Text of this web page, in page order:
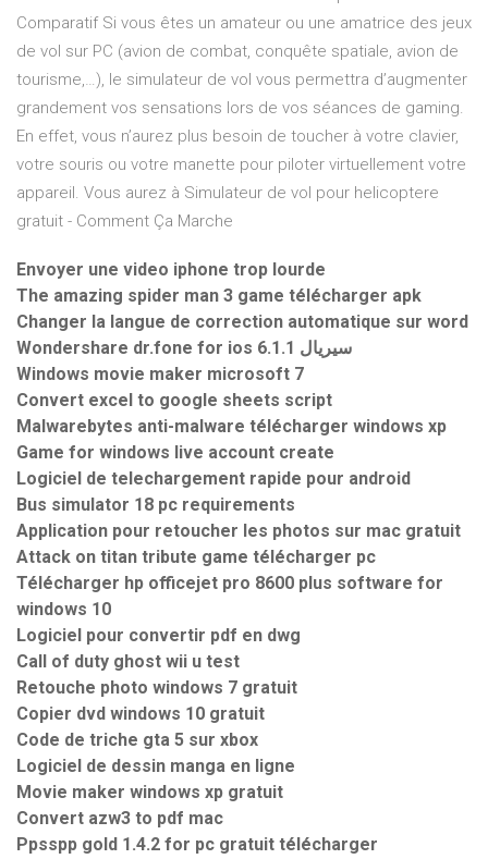
Comparatif Si vous êtes un amateur ou une amatrice des jeux
de vol sur PC (avion de combat, conquête spatiale, avion de
tourisme,…), le simulateur de vol vous permettra d’augmenter
grandement vos sensations lors de vos séances de gaming.
En effet, vous n’aurez plus besoin de toucher à votre clavier,
votre souris ou votre manette pour piloter virtuellement votre
appareil. Vous aurez à Simulateur de vol pour helicoptere
gratuit - Comment Ça Marche
Envoyer une video iphone trop lourde
The amazing spider man 3 game télécharger apk
Changer la langue de correction automatique sur word
Wondershare dr.fone for ios 6.1.1 سيريال
Windows movie maker microsoft 7
Convert excel to google sheets script
Malwarebytes anti-malware télécharger windows xp
Game for windows live account create
Logiciel de telechargement rapide pour android
Bus simulator 18 pc requirements
Application pour retoucher les photos sur mac gratuit
Attack on titan tribute game télécharger pc
Télécharger hp officejet pro 8600 plus software for
windows 10
Logiciel pour convertir pdf en dwg
Call of duty ghost wii u test
Retouche photo windows 7 gratuit
Copier dvd windows 10 gratuit
Code de triche gta 5 sur xbox
Logiciel de dessin manga en ligne
Movie maker windows xp gratuit
Convert azw3 to pdf mac
Ppsspp gold 1.4.2 for pc gratuit télécharger